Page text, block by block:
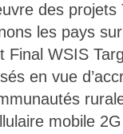
des projets
les pays
Final WSIS
en vue
mobile